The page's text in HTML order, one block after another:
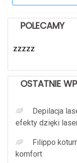
POLECAMY
zzzzz
OSTATNIE
Depilacja
efekty dzięki
Filippo
komfort